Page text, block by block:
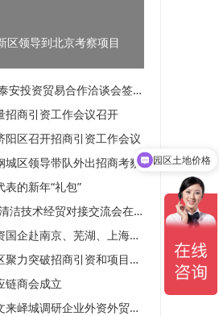
区领导到北京考察项目
2025中国泰安投资贸易合作洽谈会签约项目评审会召开
招商引资工作会议召开
阳区召开招商引资工作会议
城区领导带队外出招商考察
表的新年“礼包”
山东-美国清洁技术经贸对接交流会在济南成功举办
滨州市国资国企赴南京、芜湖、上海开展招商考察
淄博高新区聚力突破招商引资和项目建设动员大会召开
链商会成立
副市长左文来峄城调研企业外资外贸工作
园区土地价格